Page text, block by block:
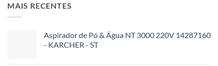
MAIS RECENTES
Aspirador de Pó & Água NT 3000 220V 14287160
- KARCHER - ST